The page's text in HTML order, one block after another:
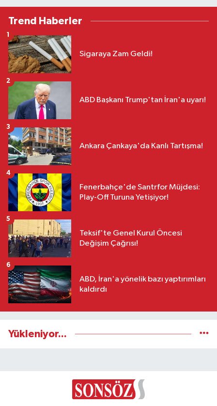
Trend Haberler
Sigaraya Zam Geldi!
1
ABD Başkanı Trump'tan İran'a uyarı!
2
Ankara Çankaya'da Kanlı Tartışma!
3
Fenerbahçe'de Santrfor Müjdesi:
Play-Off Turuna Yetişiyor!
4
Teksif'te Genel Kurul Öncesi
Değişim Çağrısı!
5
ABD, İran'a yönelik bazı yaptırımları
kaldırdı
6
Yükleniyor...